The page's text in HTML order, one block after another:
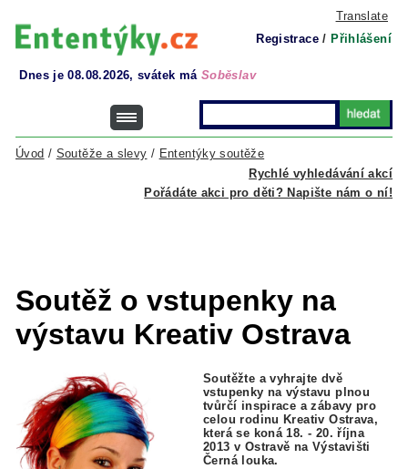
Translate
Registrace / Přihlášení
Dnes je 08.08.2026, svátek má Soběslav
Rychlé vyhledávání akcí
Úvod / Soutěže a slevy / Ententýky soutěže
Pořádáte akci pro děti? Napište nám o ní!
Soutěž o vstupenky na
výstavu Kreativ Ostrava
Soutěžte a vyhrajte dvě
vstupenky na výstavu plnou
tvůrčí inspirace a zábavy pro
celou rodinu Kreativ Ostrava,
která se koná 18. - 20. října
2013 v Ostravě na Výstavišti
Černá louka.